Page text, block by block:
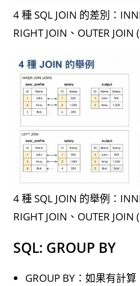
4 種 SQL JOIN 的差別：
RIGHT JOIN、OUTER JOIN
4 種 SQL JOIN 的舉例：
RIGHT JOIN、OUTER JOIN
SQL: GROUP BY
GROUP BY：如果有計